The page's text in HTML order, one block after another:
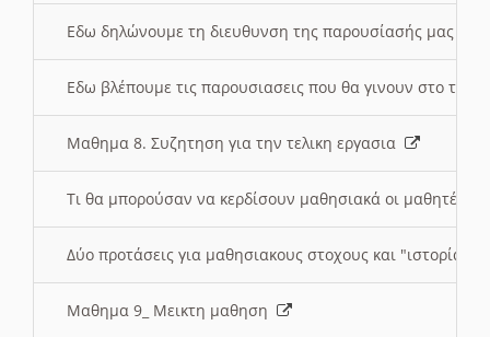
Εδω δηλώνουμε τη διευθυνση της παρουσίασής μας
Εδω βλέπουμε τις παρουσιασεις που θα γινουν στο
Μαθημα 8. Συζητηση για την τελικη εργασια
Τι θα μπορούσαν να κερδίσουν μαθησιακά οι μαθητές/
Δύο προτάσεις για μαθησιακους στοχους και "ιστορία"
Μαθημα 9_ Μεικτη μαθηση